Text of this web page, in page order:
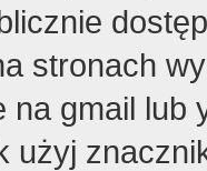
stronach
gmail lub
użyj